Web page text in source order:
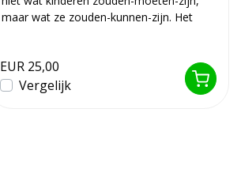
maar wat ze zouden-kunnen-zijn. Het
EUR 25,00
Vergelijk